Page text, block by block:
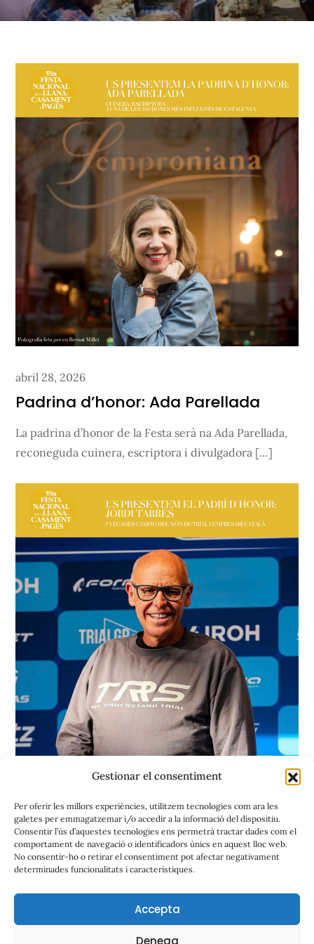
Gestionar el consentiment
Per oferir les millors experiències, utilitzem tecnologies com ara les
galetes per emmagatzemar i/o accedir a la informació del dispositiu.
Consentir l’ús d’aquestes tecnologies ens permetrà tractar dades com el
comportament de navegació o identificadors únics en aquest lloc web.
No consentir-ho o retirar el consentiment pot afectar negativament
determinades funcionalitats i característiques.
Accepta
Denega
Posted
on
abril 28, 2026
Padrina d’honor: Ada Parellada
La padrina d’honor de la Festa serà na Ada Parellada,
reconeguda cuinera, escriptora i divulgadora […]
on
Padrí de la Festa: Jordi Tarrés
El padrí de la 59a edició del Casament a Pagès serà en
Jordi Tarrés, una […]